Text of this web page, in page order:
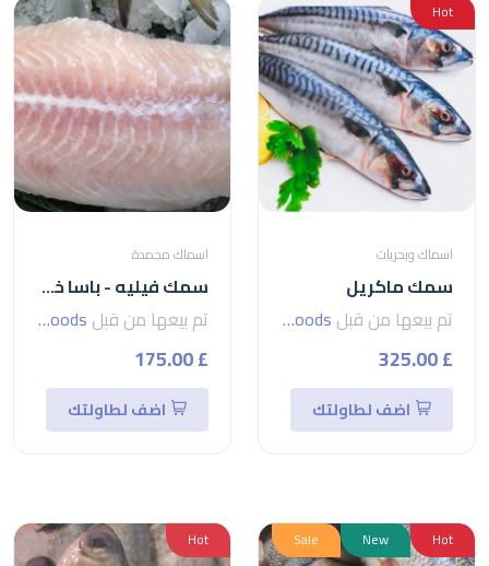
Hot
اسماك وبحريات
سمك ماكريل
تم بيعها من قبل seven foods
£ 325.00
اضف لطاولتك
اسماك مجمدة
سمك فيليه - باسا خمسات اعلى تصفية فيتنامي
تم بيعها من قبل seven foods
£ 175.00
اضف لطاولتك
Hot
New
Sale
Hot